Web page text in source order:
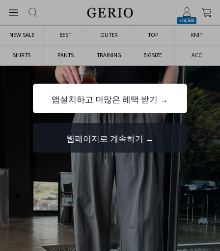
+24,500
NEW SALE BEST OUTER TOP KNIT
SHIRTS PANTS TRAINING BIGSIZE ACC
앱설치하고 더많은 혜택 받기 →
웹페이지로 계속하기 →